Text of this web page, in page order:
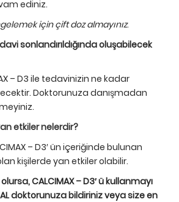
ediniz.
içinçift doz almayınız.
sonlandırıldığında oluşabilecek
– D3 ile tedavinizin ne kadar
Doktorunuza danışmadan
etkiler nelerdir?
– D3′ ün içeriğinde bulunan
kişilerde yan etkiler olabilir.
CALCIMAX – D3′ükullanmayı
doktorunuza bildiriniz veya size en